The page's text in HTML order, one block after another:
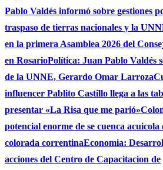
Pablo Valdés informó sobre gestiones
traspaso de tierras nacionales y la
en la primera Asamblea 2026 del
en RosarioPolítica: Juan Pablo Valdés
de la UNNE, Gerardo Omar Larroza
influencer Pablito Castillo llega a las
presentar «La Risa que me parió»
potencial enorme de se cuenca
colorada correntinaEconomia:
acciones del Centro de Capacitacion de